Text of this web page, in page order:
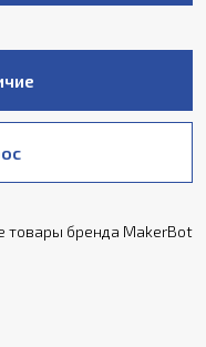
товары бренда MakerBot